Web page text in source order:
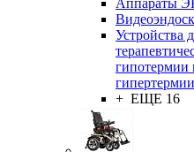
Аппараты
Устройства
гипотермии
гипертермии
+ ЕЩЕ 16